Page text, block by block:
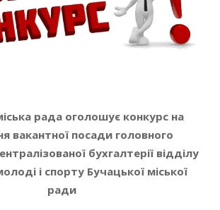
рада оголошує конкурс на
вакантної посади головного
бухгалтерії відділу
і спорту Бучацької міської
ради